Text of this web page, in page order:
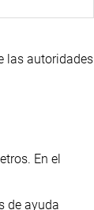
las autoridades
En el
de ayuda